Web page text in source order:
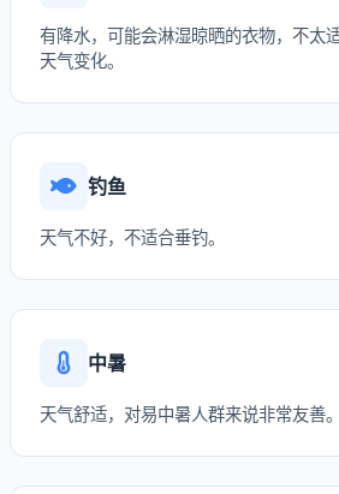
有降水，可能会淋湿晾晒的衣物，不太
天气变化。
钓鱼
天气不好，不适合垂钓。
中暑
天气舒适，对易中暑人群来说非常友善。